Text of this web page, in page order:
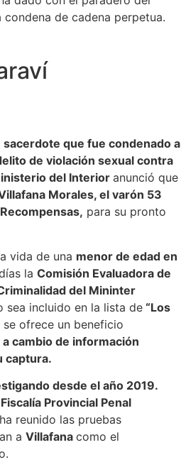
de cadena perpetua.
sacerdote que fue condenado a
de violación sexual contra
del Interior anunció que
Morales, el varón 53
para su pronto
vida de una menor de edad en
la Comisión Evaluadora de
del Mininter
sea incluido en la lista de “Los
se ofrece un beneficio
cambio de información
captura.
desde el año 2019.
Provincial Penal
reunido las pruebas
a Villafana como el